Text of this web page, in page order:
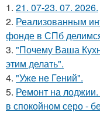
1. 21. 07-23. 07. 2026.
2. Реализованным
фонде в СПб
3. "Почему Ваша
этим делать".
4. "Уже не Гений".
5. Ремонт на
в спокойном серо -